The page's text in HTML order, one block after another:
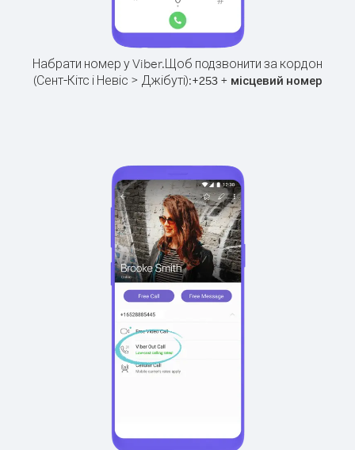
Набрати номер у Viber.Щоб подзвонити за кордон
(Сент-Кітс і Невіс > Джібуті):+253+ місцевий номер